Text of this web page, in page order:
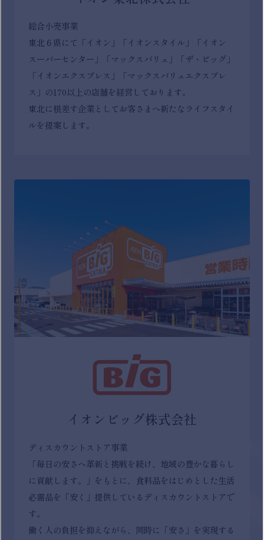
総合小売事業
東北６県にて「イオン」「イオンスタイル」「イオン
スーパーセンター」「マックスバリュ」「ザ・ビッグ」
「イオンエクスプレス」「マックスバリュエクスプレ
ス」の170以上の店舗を経営しております。
東北に根差す企業としてお客さまへ新たなライフスタイ
ルを提案します。
イオンビッグ株式会社
ディスカウントストア事業
「毎日の安さへ革新と挑戦を続け、地域の豊かな暮らし
に貢献します。」をもとに、食料品をはじめとした生活
必需品を「安く」提供しているディスカウントストアで
す。
働く人の負担を抑えながら、同時に「安さ」を実現する